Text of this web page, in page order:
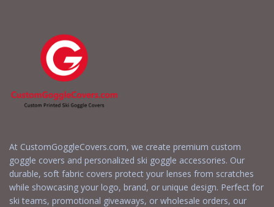
At CustomGoggleCovers.com, we create premium custom
goggle covers and personalized ski goggle accessories. Our
durable, soft fabric covers protect your lenses from scratches
while showcasing your logo, brand, or unique design. Perfect for
ski teams, promotional giveaways, or wholesale orders, our